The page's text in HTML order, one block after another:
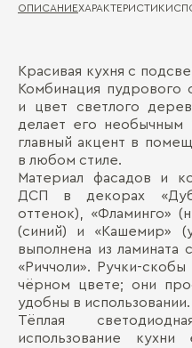
ОПИСАНИЕХАРАКТЕРИСТИКИ
Красивая кухня с
Комбинация пудрового
и цвет светлого
делает его необычным
главный акцент в
в любом стиле.
Материал фасадов и
ДСП в декорах «Дуб
оттенок), «Фламинго»
(синий) и «Кашемир»
выполнена из
«Риччоли». Ручки-
чёрном цвете; они
удобны в использовании.
Тёплая
использование